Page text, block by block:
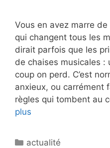
Vous en avez marre
qui changent tous les
dirait parfois que les
de chaises musicales :
coup on perd. C’est
anxieux, ou carrément
règles qui tombent au
plus
Catégories
actualité